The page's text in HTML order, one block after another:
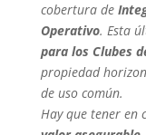
cobertura de
Operativo. Esta
para los Clubes
propiedad
de uso común.
Hay que tener en